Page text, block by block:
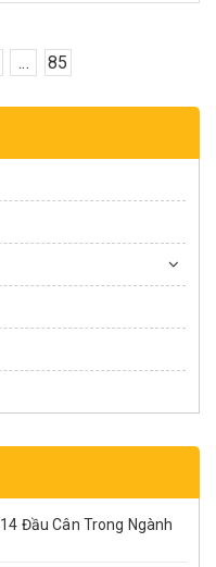
... 85
Đầu Cân Trong Ngành